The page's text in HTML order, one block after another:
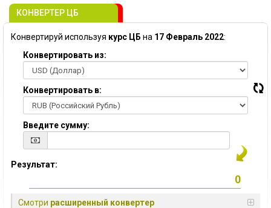
КОНВЕРТЕР ЦБ
Конвертируй используя курс ЦБ на 17 Февраль 2022:
Конвертировать из:
Конвертировать в:
Введите сумму:
Результат:
Смотри расширенный конвертер